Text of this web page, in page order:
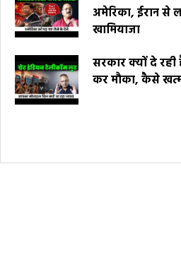
अमेरिका, ईरान से
खामियाजा
सरकार क्यों दे रही
कर मौका, कैसे